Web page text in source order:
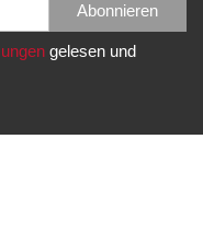
Abonnieren
gelesen und